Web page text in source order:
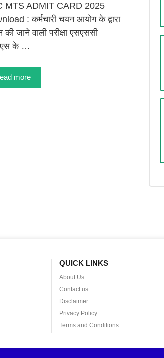
MTS ADMIT CARD 2025
: कर्मचारी चयन आयोग के द्वारा
की जाने वाली परीक्षा एसएससी
के …
more
QUICK LINKS
About Us
Contact us
Disclaimer
Privacy Policy
Terms and Conditions